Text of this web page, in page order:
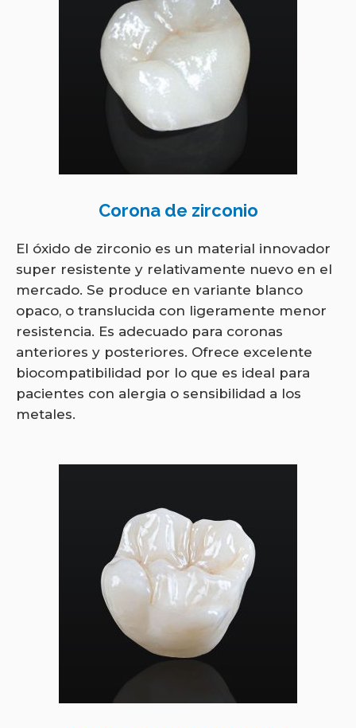
Corona de zirconio
El óxido de zirconio es un material innovador
super resistente y relativamente nuevo en el
mercado. Se produce en variante blanco
opaco, o translucida con ligeramente menor
resistencia. Es adecuado para coronas
anteriores y posteriores. Ofrece excelente
biocompatibilidad por lo que es ideal para
pacientes con alergia o sensibilidad a los
metales.